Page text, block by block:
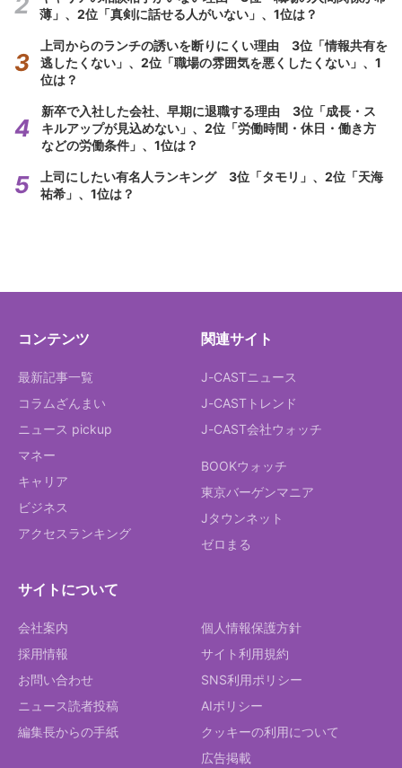
薄」、2位「真剣に話せる人がいない」、1位は？
上司からのランチの誘いを断りにくい理由 3位「情報共有を
逃したくない」、2位「職場の雰囲気を悪くしたくない」、1
位は？
新卒で入社した会社、早期に退職する理由 3位「成長・ス
キルアップが見込めない」、2位「労働時間・休日・働き方
などの労働条件」、1位は？
上司にしたい有名人ランキング 3位「タモリ」、2位「天海
祐希」、1位は？
コンテンツ
最新記事一覧
コラムざんまい
ニュース pickup
マネー
キャリア
ビジネス
アクセスランキング
関連サイト
J-CASTニュース
J-CASTトレンド
J-CAST会社ウォッチ
BOOKウォッチ
東京バーゲンマニア
Jタウンネット
ゼロまる
サイトについて
会社案内
採用情報
お問い合わせ
ニュース読者投稿
編集長からの手紙
個人情報保護方針
サイト利用規約
SNS利用ポリシー
AIポリシー
クッキーの利用について
広告掲載